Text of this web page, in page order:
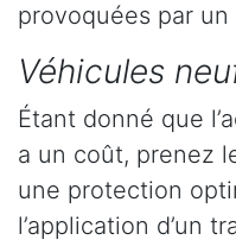
provoquées par
Véhicules
Étant donné que
a un coût, prenez
une protection
l’application d’un